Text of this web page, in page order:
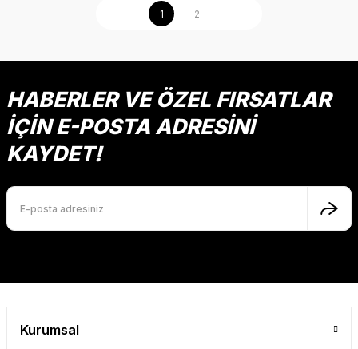
1 2
HABERLER VE ÖZEL FIRSATLAR
İÇİN E-POSTA ADRESİNİ
KAYDET!
Kurumsal